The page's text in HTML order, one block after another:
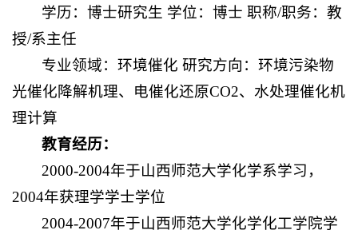
学历：博士研究生 学位：博士 职称/职务：教
授/系主任
专业领域：环境催化 研究方向：环境污染物
光催化降解机理、电催化还原CO2、水处理催化机
理计算
教育经历：
2000-2004年于山西师范大学化学系学习，
2004年获理学学士学位
2004-2007年于山西师范大学化学化工学院学